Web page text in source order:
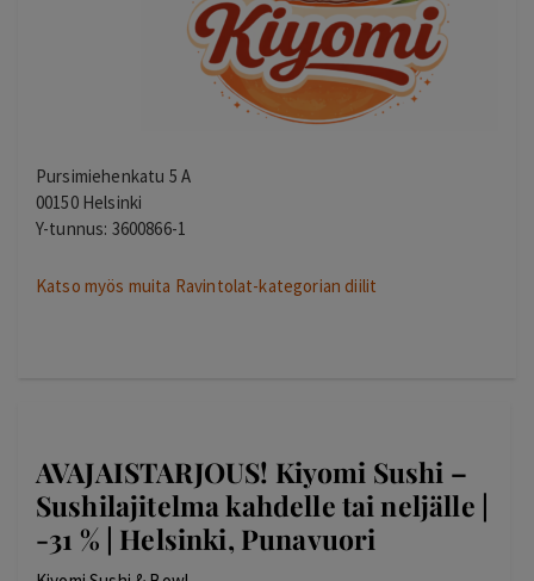
Pursimiehenkatu 5 A
00150 Helsinki
Y-tunnus: 3600866-1
Katso myös muita Ravintolat-kategorian diilit
AVAJAISTARJOUS! Kiyomi Sushi –
Sushilajitelma kahdelle tai neljälle |
-31 % | Helsinki, Punavuori